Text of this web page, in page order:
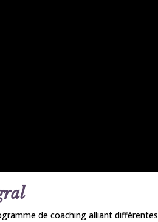
de coaching alliant différentes